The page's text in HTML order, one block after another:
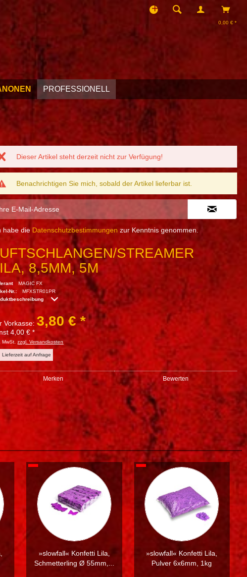
0,00 € *
PROFESSIONELL
Dieser Artikel steht derzeit nicht zur Verfügung!
Benachrichtigen Sie mich, sobald der Artikel lieferbar ist.
habe die Datenschutzbestimmungen zur Kenntnis genommen.
STREAMER
8,5MM, 5M
MAGIC FX
Nr.:
MFXSTR01PR
Vorkasse:3,80 € *
4,00 € *
MwSt.zzgl. Versandkosten
Lieferzeit auf Anfrage
Merken Bewerten
»slowfall« Konfetti Lila,
Schmetterling Ø 55mm,...
»slowfall« Konfetti Lila,
Pulver 6x6mm, 1kg